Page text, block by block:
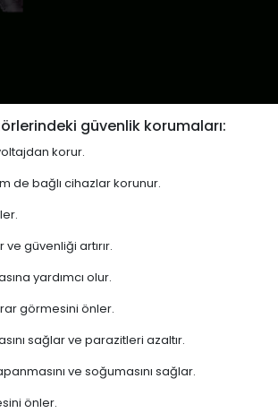
güvenlik korumaları:
korur.
de bağlı cihazlar korunur.
ve güvenliği artırır.
yardımcı olur.
görmesini önler.
sağlar ve parazitleri azaltır.
ve soğumasını sağlar.
önler.